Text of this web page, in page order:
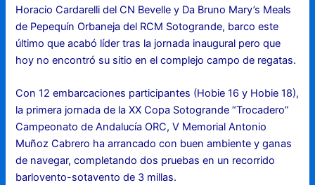
Horacio Cardarelli del CN Bevelle y Da Bruno Mary’s Meals
de Pepequín Orbaneja del RCM Sotogrande, barco este
último que acabó líder tras la jornada inaugural pero que
hoy no encontró su sitio en el complejo campo de regatas.
Con 12 embarcaciones participantes (Hobie 16 y Hobie 18),
la primera jornada de la XX Copa Sotogrande “Trocadero”
Campeonato de Andalucía ORC, V Memorial Antonio
Muñoz Cabrero ha arrancado con buen ambiente y ganas
de navegar, completando dos pruebas en un recorrido
barlovento-sotavento de 3 millas.